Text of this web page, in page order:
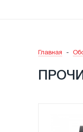
Главная -